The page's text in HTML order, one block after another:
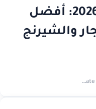
دليل السكن في دبي 2026: أفضل
والشيرنج
Last update :